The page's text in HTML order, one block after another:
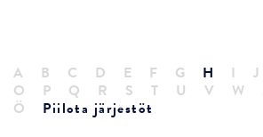
A B C D E F G H I J
O
P Q R S T U V W
Ö
Piilota järjestöt